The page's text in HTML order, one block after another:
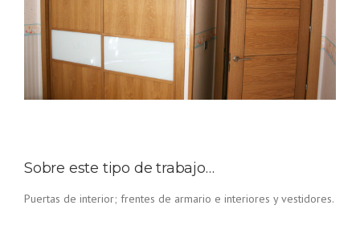
Sobre este tipo de trabajo…
Puertas de interior; frentes de armario e interiores y vestidores.